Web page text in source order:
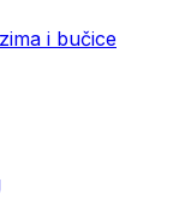
i bučice